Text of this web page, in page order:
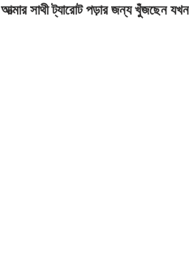
সাথী ট্যারোট পড়ার জন্য খুঁজছেন